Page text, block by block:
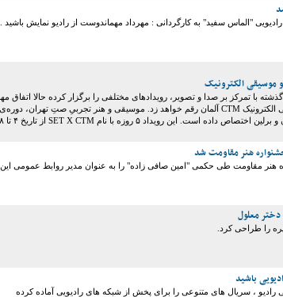
با تمرکز بر صدا و تصویر، رویدادهای مختلفی را برگزار کرده حالا اتفاق
و بزرگی را با همکاری فستیوال موسیقی الکترونیک CTM آلمان رقم خواهد زد. موسیقی و هنر تجربیِ صتِ تهران، دوره‌ی
چهارم خود را به تبادل هنری میان تهران و برلین اختصاص داده است. این رویداد ۵ روزه با نام SET X CTM از تاریخ ۴ تا ۸
هنر مقاومت شد
هنر مقاومت طی حکمی "امین صافی زاده" را به عنوان مدیر روابط عمومی این
معلول
را طراحی کرد.
باشید
رادیو ، سریال های متنوعی را برای پخش از شبکه های رادیویی آماده کرده